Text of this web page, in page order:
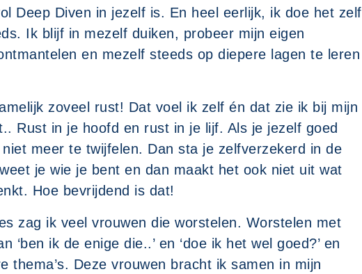
Deep Diven in jezelf is. En heel eerlijk, ik doe het zelf
Ik blijf in mezelf duiken, probeer mijn eigen
en mezelf steeds op diepere lagen te leren
zoveel rust! Dat voel ik zelf én dat zie ik bij mijn
Rust in je hoofd en rust in je lijf. Als je jezelf goed
meer te twijfelen. Dan sta je zelfverzekerd in de
je wie je bent en dan maakt het ook niet uit wat
Hoe bevrijdend is dat!
zag ik veel vrouwen die worstelen. Worstelen met
‘ben ik de enige die..’ en ‘doe ik het wel goed?’ en
thema’s. Deze vrouwen bracht ik samen in mijn